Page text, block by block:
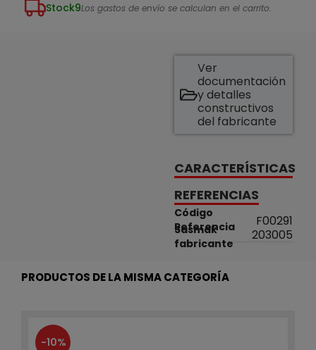
Stock9Los gastos de envío se calculan en el carrito.
Ver
documentación
y detalles
constructivos
del fabricante
CARACTERÍSTICAS
REFERENCIAS
Código
Sasmak
F00291
Referencia
fabricante
203005
PRODUCTOS DE LA MISMA CATEGORÍA
-10%